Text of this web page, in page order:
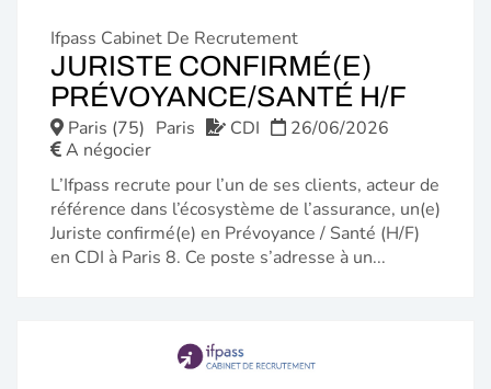
Ifpass Cabinet De Recrutement
JURISTE CONFIRMÉ(E)
PRÉVOYANCE/SANTÉ H/F
Paris (75) Paris CDI
26/06/2026
A négocier
L’Ifpass recrute pour l’un de ses clients, acteur de
référence dans l’écosystème de l’assurance, un(e)
Juriste confirmé(e) en Prévoyance / Santé (H/F)
en CDI à Paris 8. Ce poste s’adresse à un...